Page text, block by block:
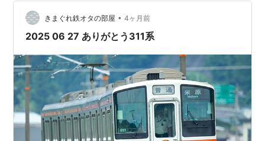
きまぐれ鉄オタの部屋 • 4ヶ月前
2025 06 27 ありがとう311系